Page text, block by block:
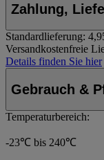
Zahlung,
Standardlieferung:
Versandkostenfreie
Details finden Sie hier
Gebrauch &
Temperaturbereich:
-23℃ bis 240℃